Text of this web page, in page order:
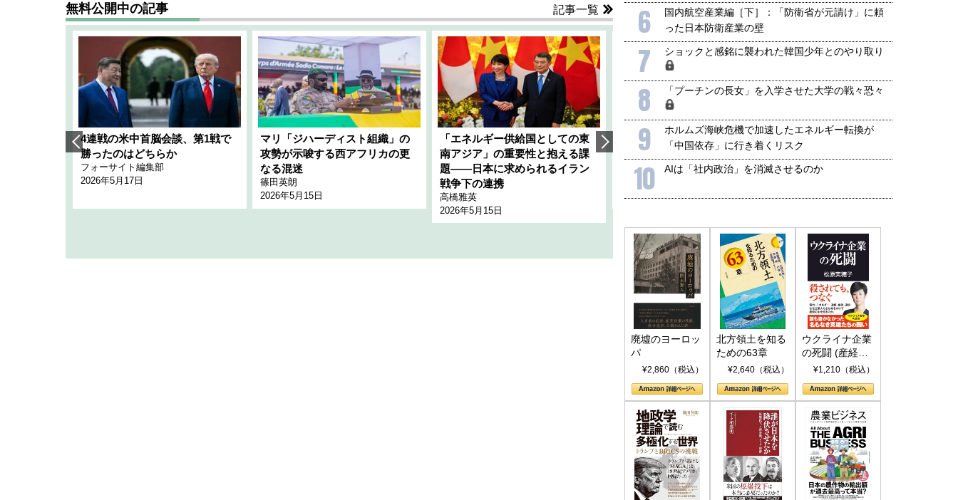
無料公開中の記事 記事一覧
4連戦の米中首脳会談、第1戦で
勝ったのはどちらか
フォーサイト編集部
2026年5月17日
マリ「ジハーディスト組織」の
攻勢が示唆する西アフリカの更
なる混迷
篠田英朗
2026年5月15日
「エネルギー供給国としての東
南アジア」の重要性と抱える課
題――日本に求められるイラン
戦争下の連携
高橋雅英
2026年5月15日
韓国にも理解してほしい「極東
1905年体制」における日米韓安
全保障協力の意味
千々和泰明
2026年5月15日
ホルムズ海峡危機で加速したエ
行き着くリスク
2026年5月14日
6
国内航空産業編［下］：「防衛省が元請け」に頼
った日本防衛産業の壁
7 ショックと感銘に襲われた韓国少年とのやり取り
8 「プーチンの長女」を入学させた大学の戦々恐々
9
ホルムズ海峡危機で加速したエネルギー転換が
「中国依存」に行き着くリスク
10 AIは「社内政治」を消滅させるのか
廃墟のヨーロッ
パ
¥2,860（税込）
北方領土を知る
ための63章
¥2,640（税込）
ウクライナ企業
の死闘 (産経セ
レクト S 039)
¥1,210（税込）